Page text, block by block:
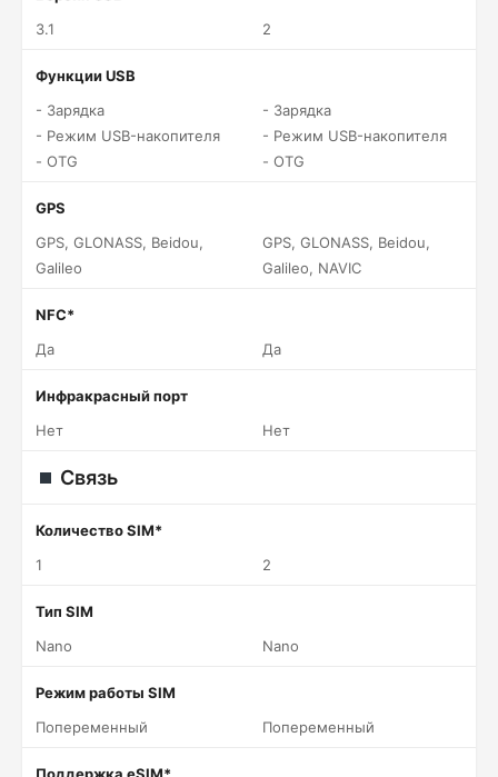
3.1
2
Функции USB
- Зарядка
- Режим USB-накопителя
- OTG
- Зарядка
- Режим USB-накопителя
- OTG
GPS
GPS, GLONASS, Beidou,
Galileo
GPS, GLONASS, Beidou,
Galileo, NAVIC
NFC*
Да
Да
Инфракрасный порт
Нет
Нет
Связь
Количество SIM*
1
2
Тип SIM
Nano
Nano
Режим работы SIM
Попеременный
Попеременный